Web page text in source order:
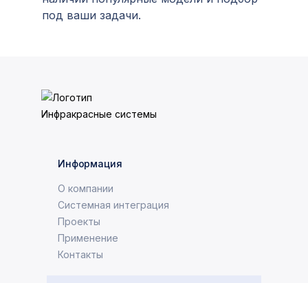
под ваши задачи.
Информация
О компании
Системная интеграция
Проекты
Применение
Контакты